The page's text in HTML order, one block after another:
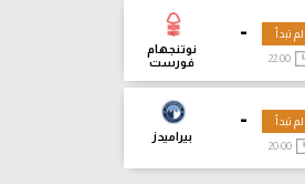
-
نوتنجهام
فورست
لم تبدأ
-
بيراميدز
لم تبدأ
20:00